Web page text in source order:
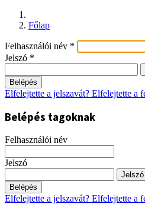
Főlap
Felhasználói név *
Jelszó *
Belépés
Elfelejtette a jelszavát? Elfelejtette a
Belépés tagoknak
Felhasználói név
Jelszó
Belépés
Elfelejtette a jelszavát? Elfelejtette a